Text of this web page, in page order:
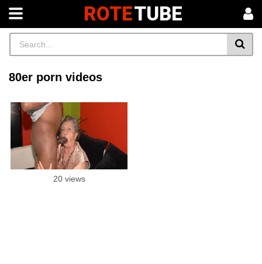
ROTETUBE
80er porn videos
20 views